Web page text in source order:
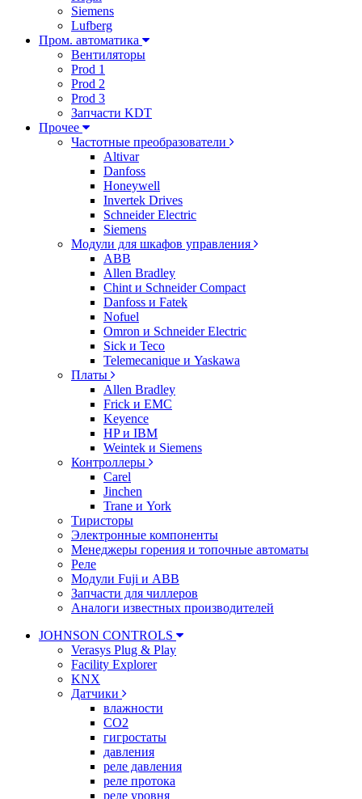
Siemens
Lufberg
Пром. автоматика
Вентиляторы
Prod 1
Prod 2
Prod 3
Запчасти KDT
Прочее
Частотные преобразователи
Altivar
Danfoss
Honeywell
Invertek Drives
Schneider Electric
Siemens
Модули для шкафов управления
ABB
Allen Bradley
Chint и Schneider Compact
Danfoss и Fatek
Nofuel
Omron и Schneider Electric
Sick и Teco
Telemecanique и Yaskawa
Платы
Allen Bradley
Frick и EMC
Keyence
HP и IBM
Weintek и Siemens
Контроллеры
Carel
Jinchen
Trane и York
Тиристоры
Электронные компоненты
Менеджеры горения и топочные автоматы
Реле
Модули Fuji и ABB
Запчасти для чиллеров
Аналоги известных производителей
JOHNSON CONTROLS
Verasys Plug & Play
Facility Explorer
KNX
Датчики
влажности
CO2
гигростаты
давления
реле давления
реле протока
реле уровня